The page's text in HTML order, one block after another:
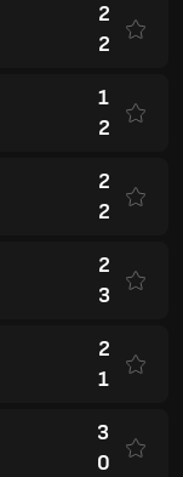
2
2
1
2
2
2
2
3
2
1
3
0